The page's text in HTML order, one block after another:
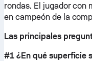
rondas. El jugador con
en campeón de la
Las principales
#1 ¿En qué superficie